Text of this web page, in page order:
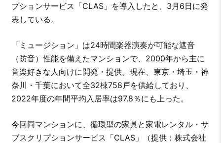
プションサービス「CLAS」を導入したと、3月6日に発
表している。
「ミュージション」は24時間楽器演奏が可能な遮音
（防音）性能を備えたマンションで、2000年から主に
音楽好きな人向けに開発・提供。現在、東京・埼玉・神
奈川・千葉において全32棟758戸を供給しており、
2022年度の年間平均入居率は97.8％にも上った。
今回同マンションに、循環型の家具と家電レンタル・サ
ブスクリプションサービス「CLAS」（提供：株式会社